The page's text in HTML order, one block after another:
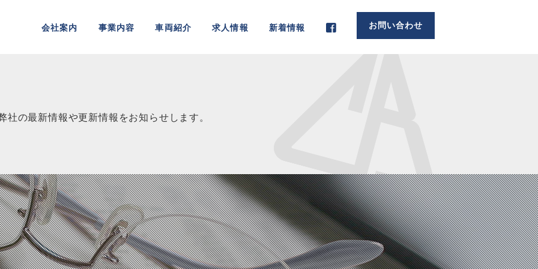
会社案内 事業内容 車両紹介 求人情報 新着情報 お問い合わせ
社の最新情報や更新情報をお知らせします。